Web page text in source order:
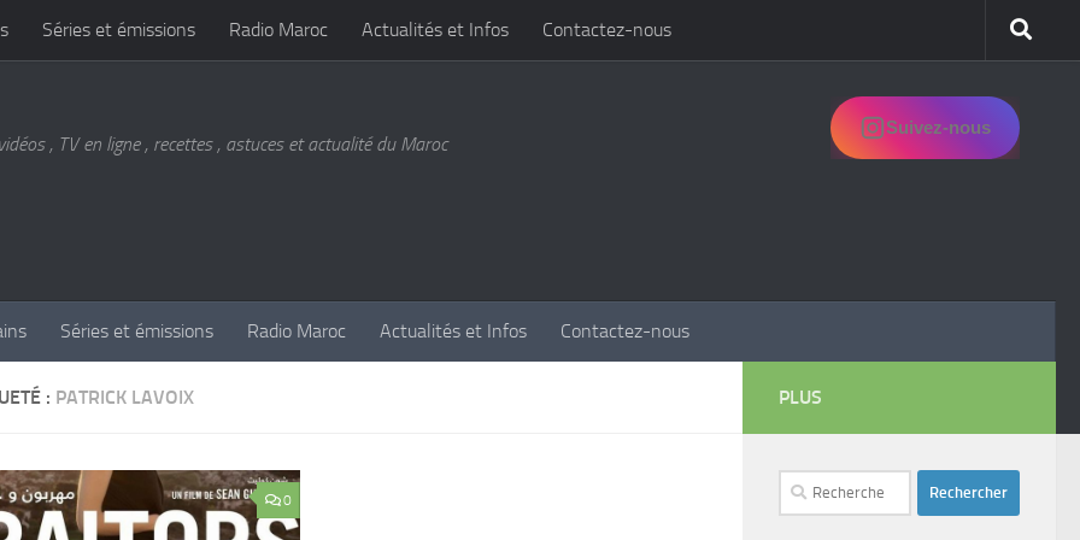
Séries et émissions Radio Maroc Actualités et Infos Contactez-nous
, TV en ligne , recettes , astuces et actualité du Maroc
Suivez-nous
Séries et émissions Radio Maroc Actualités et Infos Contactez-nous
: PATRICK LAVOIX
0
PLUS
Rechercher :